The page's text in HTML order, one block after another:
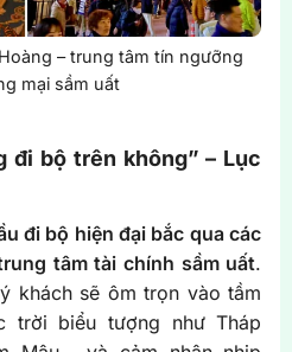
– trung tâm tín ngưỡng
mại sầm uất
đi bộ trên không” – Lục
đi bộ hiện đại bắc qua các
tâm tài chính sầm uất.
khách sẽ ôm trọn vào tầm
trời biểu tượng như Tháp